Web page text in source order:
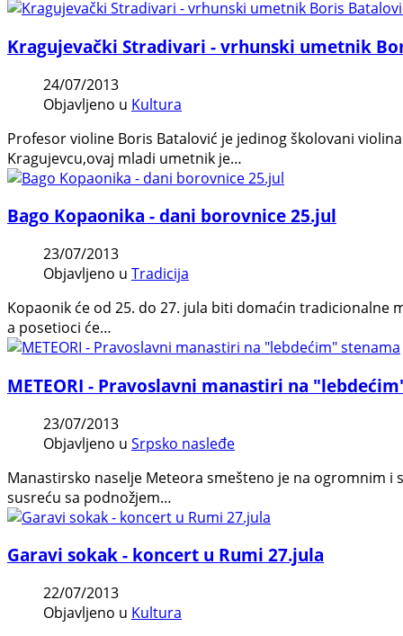
Kragujevački Stradivari - vrhunski umetnik
24/07/2013
Objavljeno u Kultura
Profesor violine Boris Batalović je jedinog školovani
Kragujevcu,ovaj mladi umetnik je…
Bago Kopaonika - dani borovnice 25.jul
23/07/2013
Objavljeno u Tradicija
Kopaonik će od 25. do 27. jula biti domaćin tradicionalne
a posetioci će…
METEORI - Pravoslavni manastiri na
23/07/2013
Objavljeno u Srpsko nasleđe
Manastirsko naselje Meteora smešteno je na ogromnim i
susreću sa podnožjem…
Garavi sokak - koncert u Rumi 27.jula
22/07/2013
Objavljeno u Kultura